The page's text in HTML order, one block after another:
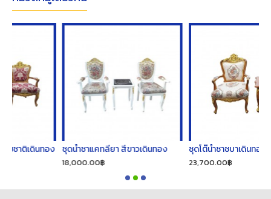
อง ชุดน้ำชาแคทลียา สีขาวเดินทอง
18,000.00฿
ชุดโต๊น้ำชาชบาเดินทองสีธรรมชาติ
23,700.00฿